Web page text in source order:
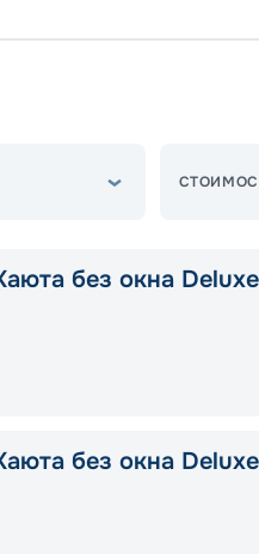
без окна
без окна